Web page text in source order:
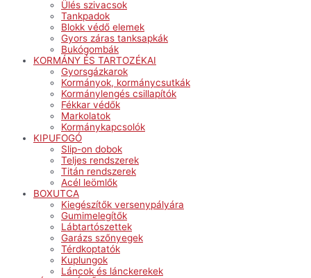
Ülés szivacsok
Tankpadok
Blokk védő elemek
Gyors záras tanksapkák
Bukógombák
KORMÁNY ÉS TARTOZÉKAI
Gyorsgázkarok
Kormányok, kormánycsutkák
Kormánylengés csillapítók
Fékkar védők
Markolatok
Kormánykapcsolók
KIPUFOGÓ
Slip-on dobok
Teljes rendszerek
Titán rendszerek
Acél leömlők
BOXUTCA
Kiegészítők versenypályára
Gumimelegítők
Lábtartószettek
Garázs szőnyegek
Térdkoptatók
Kuplungok
Láncok és lánckerekek